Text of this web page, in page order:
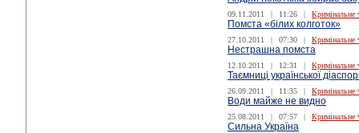
09.11.2011 | 11:26 | Кримінальне
Помста «білих колготок»
27.10.2011 | 07:30 | Кримінальне
Нестрашна помста
12.10.2011 | 12:31 | Кримінальне
Таємниці української
26.09.2011 | 11:35 | Кримінальне
Води майже не видно
25.08.2011 | 07:57 | Кримінальне
Сильна Україна